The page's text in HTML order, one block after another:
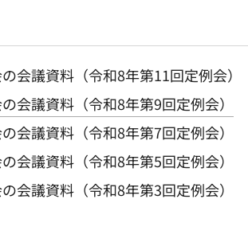
会議資料（令和8年第11回定例会）
会議資料（令和8年第9回定例会）
会議資料（令和8年第7回定例会）
会議資料（令和8年第5回定例会）
会議資料（令和8年第3回定例会）